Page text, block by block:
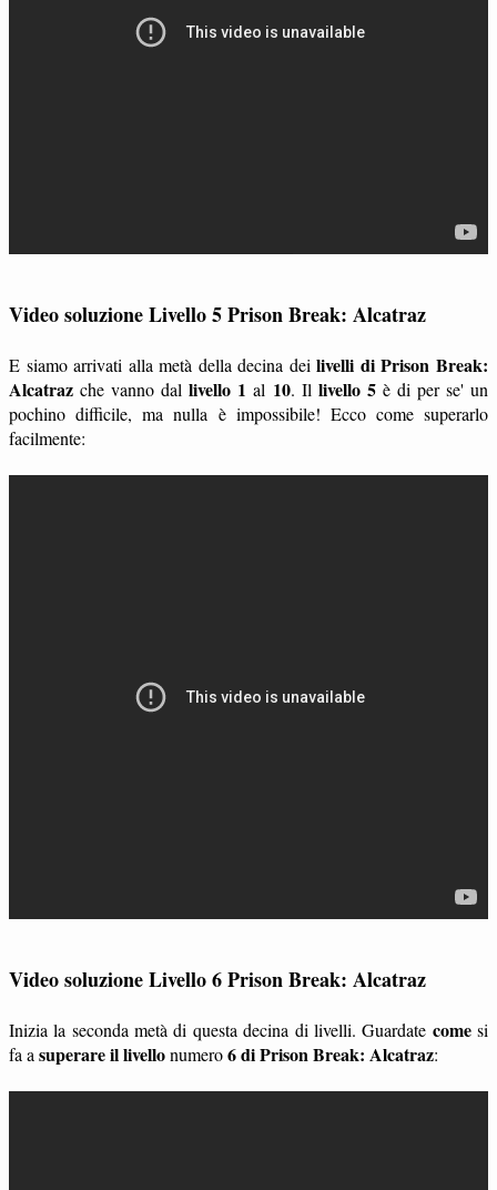
Video soluzione Livello 5 Prison Break: Alcatraz
E siamo arrivati alla metà della decina deilivelli di Prison Break:
Alcatraz che vanno dallivello 1 al 10. Il livello 5è di per se' un
pochino difficile, ma nulla è impossibile! Ecco come superarlo
facilmente:
Video soluzione Livello 6 Prison Break: Alcatraz
Inizia la seconda metà di questa decina di livelli. Guardate comesi
fa a superare il livellonumero6 di Prison Break: Alcatraz: